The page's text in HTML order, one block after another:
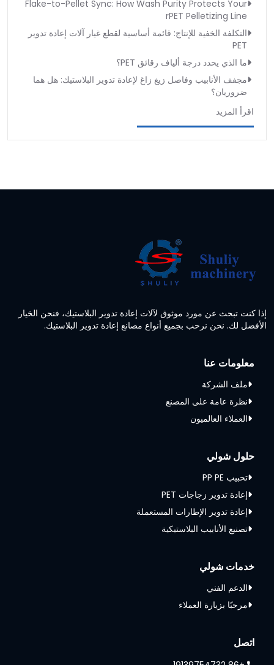
Flake-to-Pellet Sync: How Wash Purity Protects Your
rPET Pelletizing Line
التكلفة الخفية للإنتاج: قائمة أساسية لقطع غيار آلات إعادة تدوير
PET
ما الذي يحدد درجة ألياف رقائق PET؟
مجفف الأنابيب وفاصل زيغ زاغ لإعادة تدوير البلاستيك: هل هما
ضروريان؟
اقرأ المزيد
إذا كنت تبحث عن مورد موثوق لآلات إعادة تدوير البلاستيك، فنحن الخيار
الأفضل لك. نحن نرحب بجميع أنواع مصانع إعادة تدوير البلاستيك.
معلومات عنا
ملف الشركة
نظرة عامة على المصنع
العملاء العالميون
حلول شولي
تحبيب PP PE
إعادة تدوير زجاجات PET
إعادة تدوير الإطارات المستعملة
تصنيع الأنابيب البلاستيكية
خدمات شولي
الدعم الفني
مرحبًا بزيارة العملاء
اتصل